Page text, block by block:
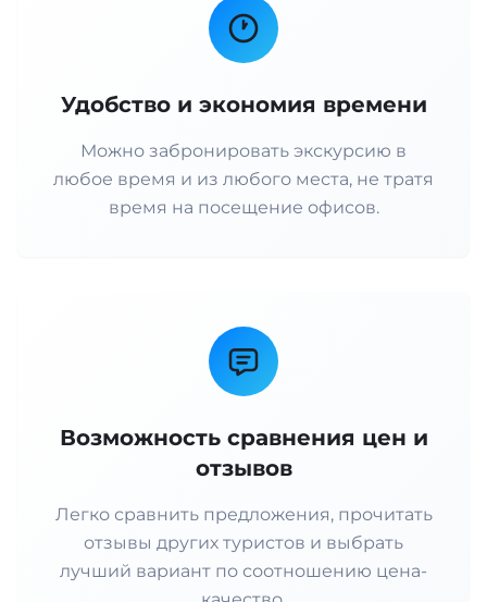
Удобство и экономия времени
Можно забронировать экскурсию в
любое время и из любого места, не тратя
время на посещение офисов.
Возможность сравнения цен и
отзывов
Легко сравнить предложения, прочитать
отзывы других туристов и выбрать
лучший вариант по соотношению цена-